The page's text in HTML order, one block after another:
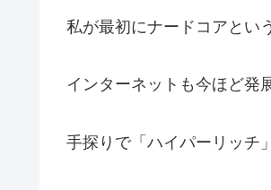
私が最初にナードコアとい
インターネットも今ほど発
手探りで「ハイパーリッチ